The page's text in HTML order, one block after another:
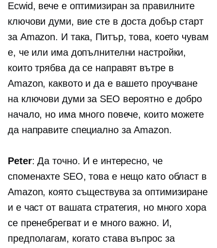
Ecwid, вече е оптимизиран за правилните
ключови думи, вие сте в доста добър старт
за Amazon. И така, Питър, това, което чувам
е, че или има допълнителни настройки,
които трябва да се направят вътре в
Amazon, каквото и да е вашето проучване
на ключови думи за SEO вероятно е добро
начало, но има много повече, които можете
да направите специално за Amazon.
Peter: Да точно. И е интересно, че
споменахте SEO, това е нещо като област в
Amazon, която съществува за оптимизиране
и е част от вашата стратегия, но много хора
се пренебрегват и е много важно. И,
предполагам, когато става въпрос за